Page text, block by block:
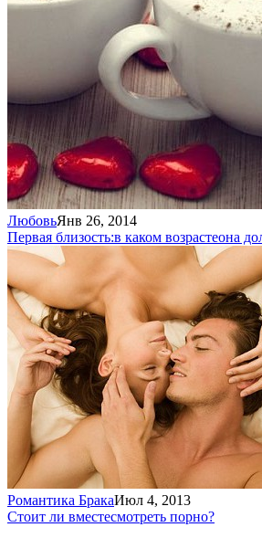
ЛюбовьЯнв 26, 2014
Первая близость:в каком возрастеона
Романтика БракаИюл 4, 2013
Стоит ли вместесмотреть порно?